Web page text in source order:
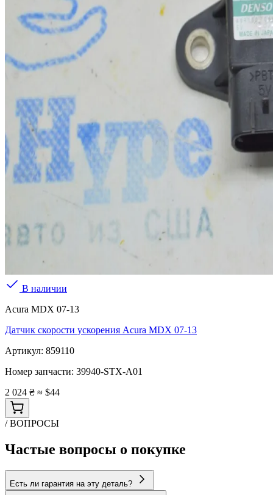
В наличии
Acura MDX 07-13
Датчик скорости ускорения Acura MDX 07-13
Артикул: 859110
Номер запчасти: 39940-STX-A01
2 024 ₴ ≈ $44
/ ВОПРОСЫ
Частые вопросы о покупке
Есть ли гарантия на эту деталь?